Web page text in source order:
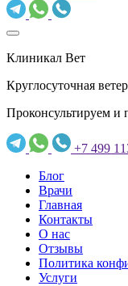
Клиникал Вет
Круглосуточная
Проконсультируем и
+7 499
Блог
Врачи
Главная
Контакты
О нас
Отзывы
Политика
Услуги